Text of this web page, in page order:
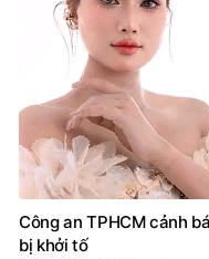
Công an TPHCM cảnh
bị khởi tố